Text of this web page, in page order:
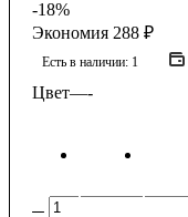
-18%
Экономия 288 ₽
Есть в наличии: 1
Цвет—-